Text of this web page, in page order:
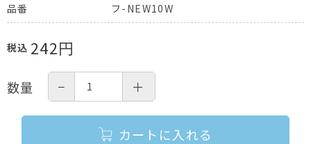
品番 フ-NEW10W
税込 242円
数量 − ＋
カートに入れる